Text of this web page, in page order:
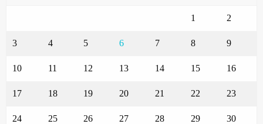
1 2
3 4 5 6 7 8 9
10 11 12 13 14 15 16
17 18 19 20 21 22 23
24 25 26 27 28 29 30